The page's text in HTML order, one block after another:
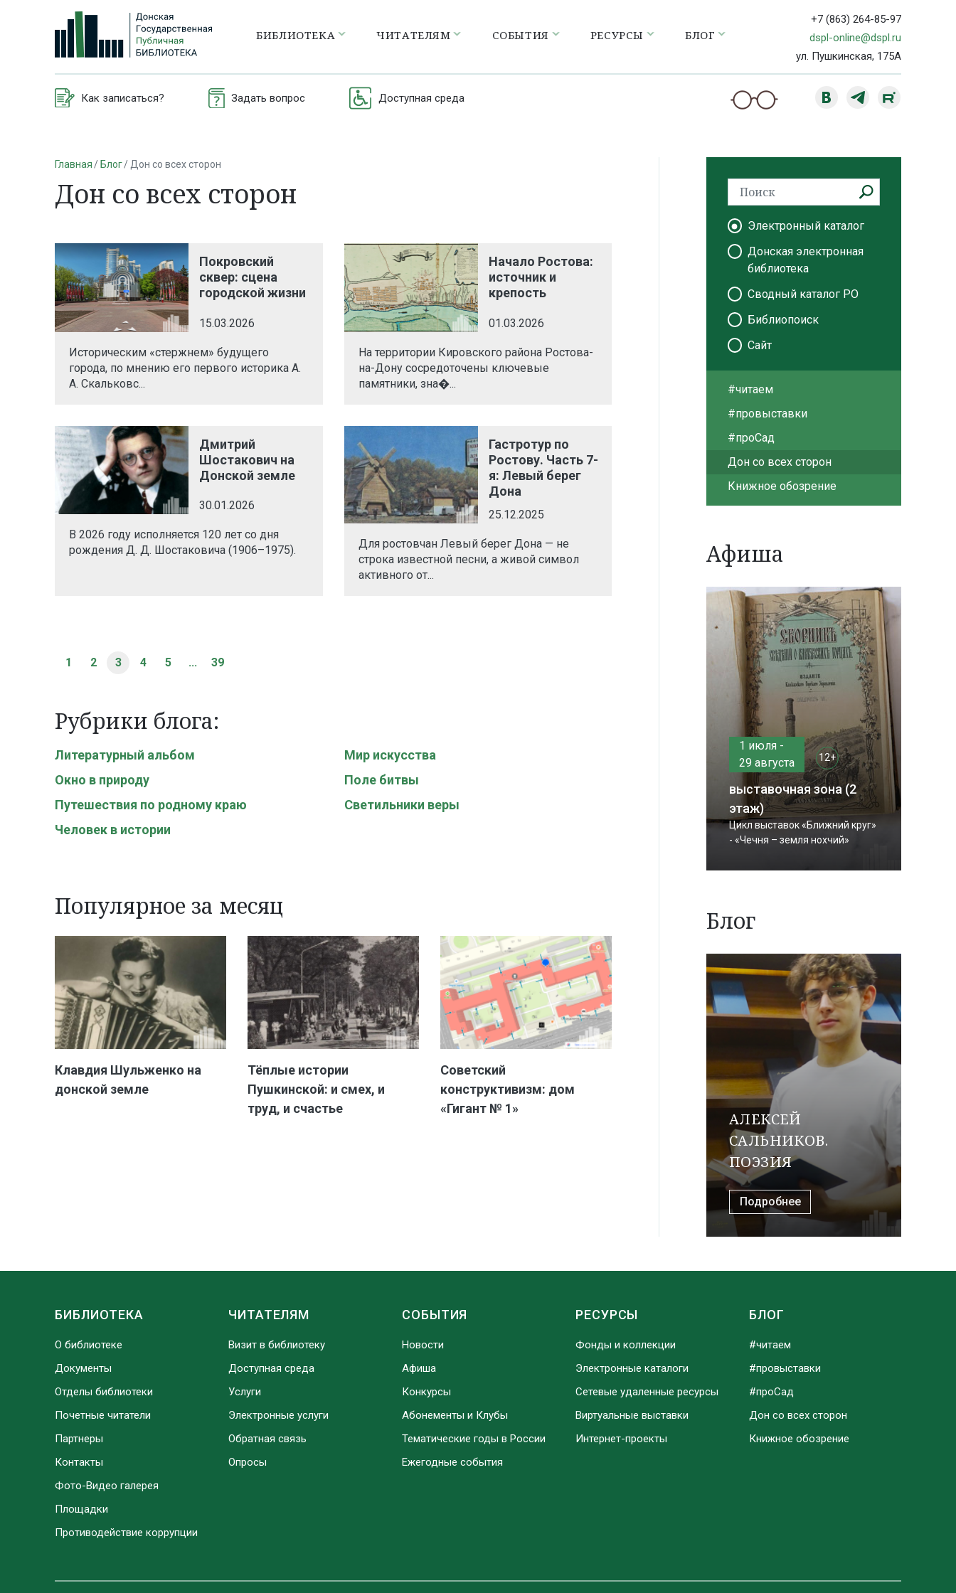
БИБЛИОТЕКА ЧИТАТЕЛЯМ СОБЫТИЯ РЕСУРСЫ БЛОГ
+7 (863) 264-85-97
dspl-online@dspl.ru
ул. Пушкинская, 175А
Как записаться? Задать вопрос Доступная среда
Главная Блог Дон со всех сторон
Дон со всех сторон
Покровский
сквер: сцена
городской жизни
15.03.2026
Историческим «стержнем» будущего
города, по мнению его первого историка А.
А. Скальковс...
Начало Ростова:
источник и
крепость
01.03.2026
На территории Кировского района Ростова-
на-Дону сосредоточены ключевые
памятники, зна�...
Дмитрий
Шостакович на
Донской земле
30.01.2026
В 2026 году исполняется 120 лет со дня
рождения Д. Д. Шостаковича (1906–1975).
Гастротур по
Ростову. Часть 7-
я: Левый берег
Дона
25.12.2025
Для ростовчан Левый берег Дона — не
строка известной песни, а живой символ
активного от...
1 2 3 4 5 ... 39
Рубрики блога:
Литературный альбом
Мир искусства
Окно в природу
Поле битвы
Путешествия по родному краю
Светильники веры
Человек в истории
Популярное за месяц
Клавдия Шульженко на
донской земле
Тёплые истории
Пушкинской: и смех, и
труд, и счастье
Советский
конструктивизм: дом
«Гигант № 1»
Электронный каталог
Донская электронная
библиотека
Сводный каталог РО
Библиопоиск
Сайт
#читаем
#провыставки
#проСад
Дон со всех сторон
Книжное обозрение
Афиша
1 июля -
29 августа
12+
выставочная зона (2
этаж)
Цикл выставок «Ближний круг»
- «Чечня – земля нохчий»
Блог
АЛЕКСЕЙ
САЛЬНИКОВ.
ПОЭЗИЯ
Подробнее
БИБЛИОТЕКА
О библиотеке
Документы
Отделы библиотеки
Почетные читатели
Партнеры
Контакты
Фото-Видео галерея
Площадки
Противодействие коррупции
ЧИТАТЕЛЯМ
Визит в библиотеку
Доступная среда
Услуги
Электронные услуги
Обратная связь
Опросы
СОБЫТИЯ
Новости
Афиша
Конкурсы
Абонементы и Клубы
Тематические годы в России
Ежегодные события
РЕСУРСЫ
Фонды и коллекции
Электронные каталоги
Сетевые удаленные ресурсы
Виртуальные выставки
Интернет-проекты
БЛОГ
#читаем
#провыставки
#проСад
Дон со всех сторон
Книжное обозрение